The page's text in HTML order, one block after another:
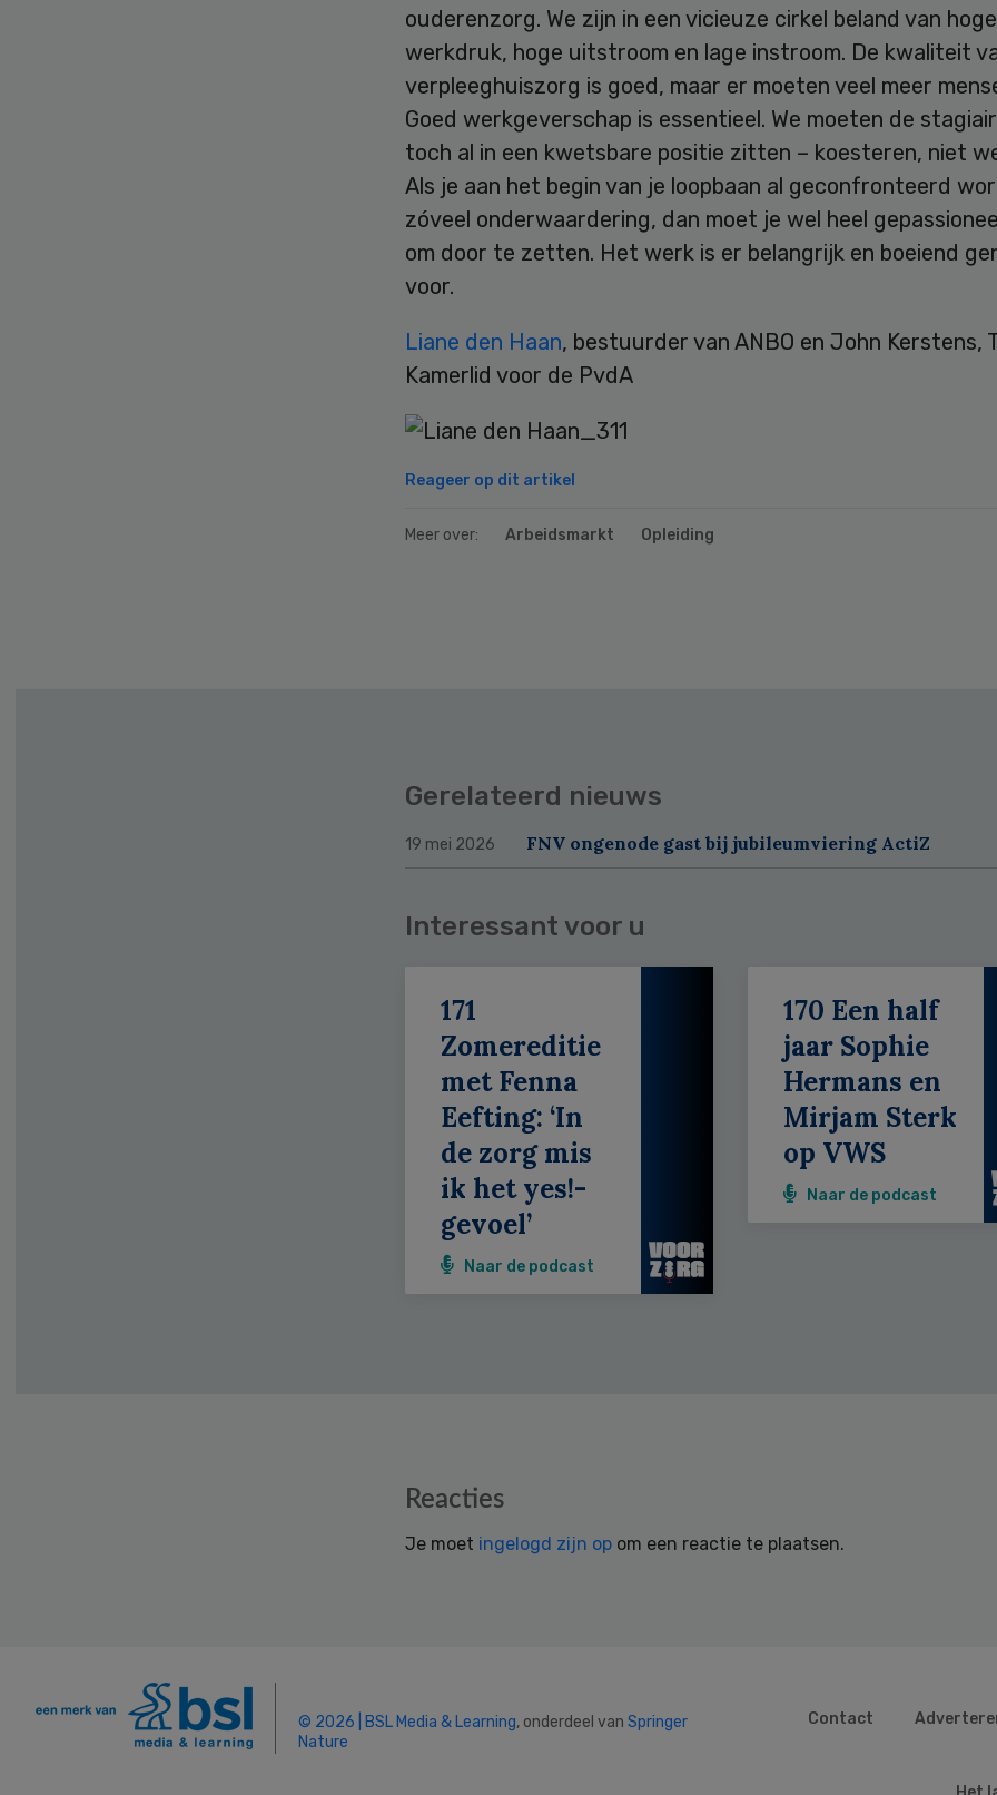
ouderenzorg. We zijn in een vicieuze cirkel beland van hoge
werkdruk, hoge uitstroom en lage instroom. De kwaliteit
verpleeghuiszorg is goed, maar er moeten veel meer
Goed werkgeverschap is essentieel. We moeten de
toch al in een kwetsbare positie zitten – koesteren, niet
Als je aan het begin van je loopbaan al geconfronteerd
zóveel onderwaardering, dan moet je wel heel
om door te zetten. Het werk is er belangrijk en boeiend
voor.
Liane den Haan, bestuurder van ANBO en John Kerstens,
Kamerlid voor de PvdA
Reageer op dit artikel
Meer over: Arbeidsmarkt Opleiding
Gerelateerd nieuws
19 mei 2026 FNV ongenode gast bij jubileumviering ActiZ
Interessant voor u
171
Zomereditie
met Fenna
Eefting: ‘In
de zorg mis
ik het yes!-
gevoel’
Naar de podcast
170 Een half
jaar Sophie
Hermans en
Mirjam Sterk
op VWS
Naar de podcast
Reacties
Je moet ingelogd zijn op om een reactie te plaatsen.
© 2026 | BSL Media & Learning, onderdeel van Springer
Nature
Contact